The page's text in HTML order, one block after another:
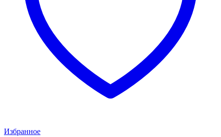
Избранное